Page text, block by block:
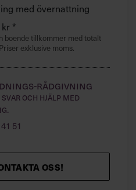
in
med övernattning
*
boende tillkommer med totalt
exklusive moms.
rådgivning
svar och hjälp med
51
OSS!